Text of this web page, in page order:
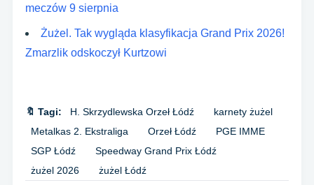
meczów 9 sierpnia
Żużel. Tak wygląda klasyfikacja Grand Prix 2026!
Zmarzlik odskoczył Kurtzowi
🔖 Tagi: H. Skrzydlewska Orzeł Łódź
karnety żużel
Metalkas 2. Ekstraliga
Orzeł Łódź
PGE IMME
SGP Łódź
Speedway Grand Prix Łódź
żużel 2026
żużel Łódź